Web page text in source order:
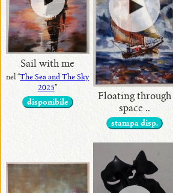
Sail with me
nel “The Sea and The Sky
2025”
disponibile
Floating through
space ..
stampa disp.